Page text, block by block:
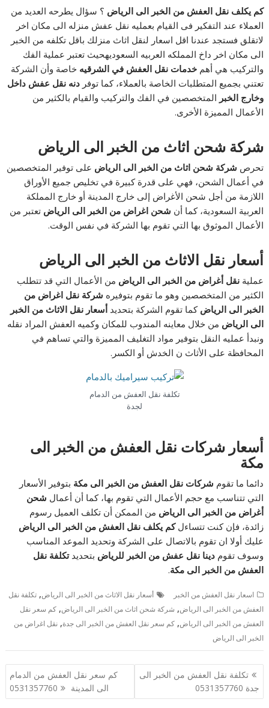
كم يكلف نقل العفش من الخبر الى الرياض ؟ سؤال يطرحه العديد من
العملاء عند التفكير فى القيام بعمليه نقل عفش منزله الى مكان اخر
لاتقلق فستجد عندنا اقل اسعار لنقل اثاث منزلك باقل تكلفه من الخبر
الى مكان اخر داخ المملكه العربيه السعوديهحيث تعتبر عملية الفك
والتركيب هي أهمخدمات نقل العفش في الشرقيه خاصة وأن الشركة
تعتني بجميع المتطلبات الخاصة بالعملاء، كما توفردنه نقل عفش داخل
وخارج الخبر المتخصصين في الفك والتركيب والقيام بالكثير من
الأعمال المميزة الأخرى.
شركة شحن اثاث من الخبر الى الرياض
تحرص شركة شحن اثاث من الخبر الى الرياض على توفير المتخصصين
في أعمال الشحن، فهي على قدرة كبيرة في تخليص جميع الأوراق
اللازمة من أجل شحن الأغراض إلى خارج المدينة أو خارج المملكة
العربية السعودية، كما أن شحن اغراض من الخبر الى الرياض تعتبر من
الأعمال الموثوق بها التي تقوم بها الشركة في نفس الوقت.
أسعار نقل الاثاث من الخبر الى الرياض
عمليةنقل أغراض من الخبر الى الرياض من الأعمال التي قد تتطلب
الكثير من المتخصصين وهو ما تقوم بتوفيره شركة نقل اغراض من
الخبر الى الرياض كما تقوم الشركة بتحديدأسعار نقل الاثاث من الخبر
الى الرياض من خلال معاينه المندوب للمكان وكميه العفش المراد نقله
ونبدأ عمليه النقل بتوفير مواد التغليف المميزة والتي تساهم في
المحافظة على الأثاث ن الخدش أو الكسر.
تكلفة نقل العفش من الدمام
لجدة
أسعار شركات نقل العفش من الخبر الى
مكة
دائما ما تقوم شركات نقل العفش من الخبر الى مكة بتوفير الأسعار
التي تتناسب مع حجم الأعمال التي تقوم بها، كما أن أعمال شحن
أغراض من الخبر الى الرياض من الممكن أن تكلف العميل رسوم
زائدة، فإن كنت تتساءلكم يكلف نقل العفش من الخبر الى الرياض
عليك أولا ان تقوم بالاتصال على الشركة وتحديد الموعد المناسب
وسوف تقومدينا نقل عفش من الخبر للرياض بتحديدتكلفة نقل
العفش من الخبر الى مكة.
اسعار نقل العفش من الخبر أسعار نقل الاثاث من الخبر الى الرياض,تكلفة نقل
العفش من الخبر الى الرياض, شركة شحن اثاث من الخبر الى الرياض,كم سعر نقل
العفش من الخبر الى الرياض,كم سعر نقل العفش من الخبر الى جدة,نقل اغراض من
الخبر الى الرياض
تصفّح
المقالات
تكلفة نقل العفش من الخبر الى
جدة 0531357760
كم سعر نقل العفش من الدمام
الى المدينة 0531357760